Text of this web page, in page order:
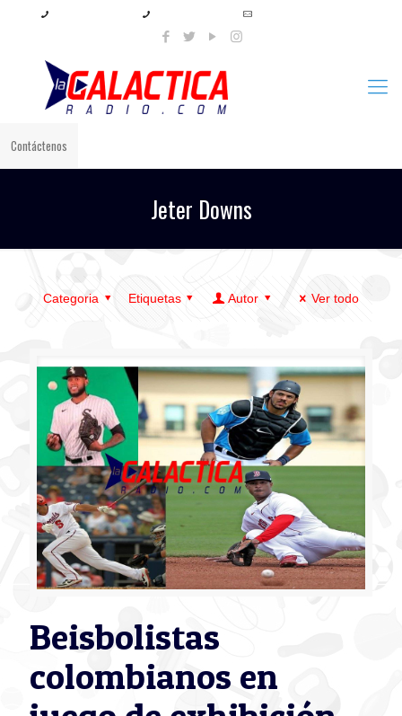
Contáctenos
Jeter Downs
Categoria Etiquetas Autor Ver todo
Beisbolistas
colombianos en